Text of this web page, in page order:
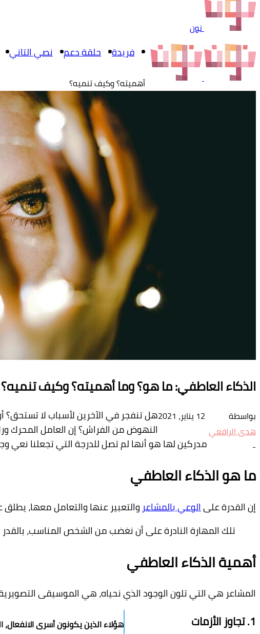
نون
فريدة حلقة دعم نصي التاني
أهميته؟ وكيف تنميه؟
الذكاء العاطفي: ما هو؟ وما أهميته؟ وكيف تنميه؟
بواسطة
هدى الرافعي
-
12 يناير، 2021
هل تنفجر في الآخرين لأسباب لا
النهوض من الفراش؟ إن العامل المحرك
مدركين لها هو أنها لم تصل للدرجة التي تجعلنا نعي
ما هو الذكاء العاطفي
إن القدرة علىالوعي بالمشاعروالتعبير عنها والتعامل معها،
تلك المهارة النادرة على أن نغضب من الشخص المناسب،
أهمية الذكاء العاطفي
المشاعر هي التي تلون الوجود الذي نحياه، هي الموسيقى
هؤلاء الذين يكونون أسرى 1. تجاوز الأزمات